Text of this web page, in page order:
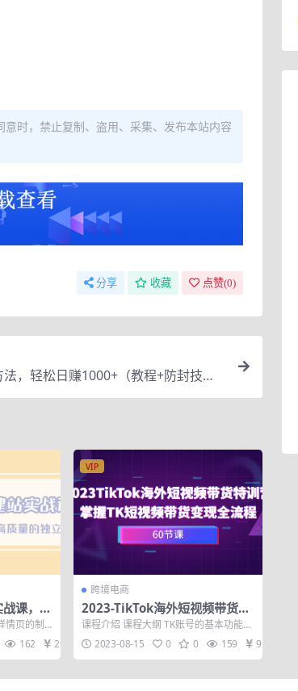
时，禁止复制、盗用、采集、发布本站内容
分享 收藏 点赞(0)
，轻松日赚1000+（教程+防封技巧
课，从
高质量
情页的制
和运营灵
162 29
VIP
跨境电商
2023-TikTok海外短视频带货特
训营，掌握TK短视频带货变现全
流程（60节课）
课程介绍 课程大纲 TK账号的基本功能
视频素材无水印下载 剪映剪辑教程 手机
电...2023-08-15 0 0 159 9.9